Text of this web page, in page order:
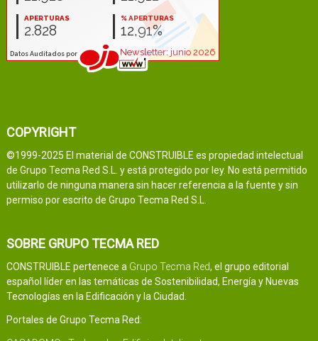
COPYRIGHT
©1999-2025 El material de CONSTRUIBLE es propiedad intelectual
de Grupo Tecma Red S.L. y está protegido por ley. No está permitido
utilizarlo de ninguna manera sin hacer referencia a la fuente y sin
permiso por escrito de Grupo Tecma Red S.L.
SOBRE GRUPO TECMA RED
CONSTRUIBLE pertenece a Grupo Tecma Red, el grupo editorial
español líder en las temáticas de Sostenibilidad, Energía y Nuevas
Tecnologías en la Edificación y la Ciudad.
Portales de Grupo Tecma Red: